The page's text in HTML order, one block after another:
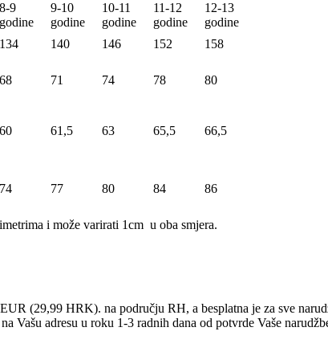
8-9
godine
9-10
godine
10-11
godine
11-12
godine
12-13
godine
134 140 146 152
158
68 71 74 78 80
60 61,5 63 65,5 66,5
74 77 80 84 86
i može varirati 1cm u oba smjera.
(29,99 HRK). na području RH, a besplatna je za sve
Vašu adresu u roku 1-3 radnih dana od potvrde Vaše